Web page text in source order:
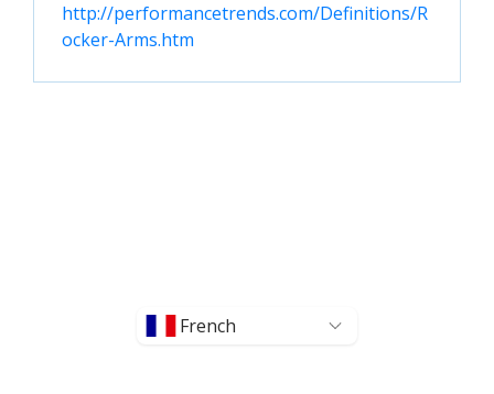
http://performancetrends.com/Definitions/R
ocker-Arms.htm
French